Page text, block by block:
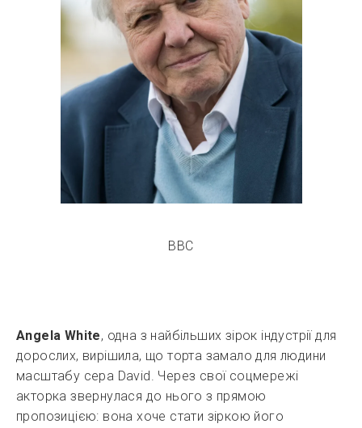
BBC
Angela White, одна з найбільших зірок індустрії для
дорослих, вирішила, що торта замало для людини
масштабу сера David. Через свої соцмережі
акторка звернулася до нього з прямою
пропозицією: вона хоче стати зіркою його